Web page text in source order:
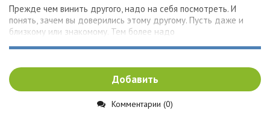
Прежде чем винить другого, надо на себя посмотреть. И
понять, зачем вы доверились этому другому. Пусть даже и
близкому или знакомому. Тем более надо
Добавить
Комментарии (0)